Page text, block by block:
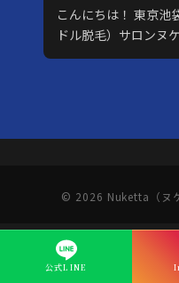
こんにちは！ 東京池
ドル脱毛）サロンヌ
公式LINE
© 2026 Nuketta（ヌ